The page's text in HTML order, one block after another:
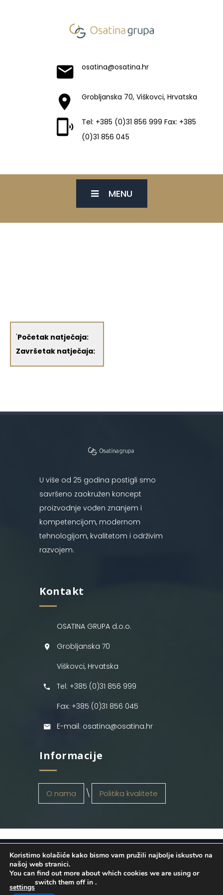
osatina@osatina.hr
Grobljanska 70, Viškovci, Hrvatska
Tel: +385 (0)31 856 999 Fax: +385
(0)31 856 045
MENU
'Početak natječaja:
Završetak natječaja:
U više od 25 godina postigli smo
savršeno zaokružen koncept
proizvodnje vođen znanjem i
kompetencijom, modernom
tehnologijom, kvalitetom i održivim
razvojem.
Kontakt
OSATINA GRUPA d.o.o.
Grobljanska 70
Viškovci, Hrvatska
Tel: +385 (0)31 856 999
Fax: +385 (0)31 856 045
E-mail: osatina@osatina.hr
Informacije
O nama Politika kvalitete
OSATINA GRUPA d.o.o. 2026
. Configured
byINFOS Osijek. Sva prava pridržana.
Koristimo kolačiće kako bismo vam pružili najbolje iskustvo na
našoj web stranici.
You can find out more about which cookies we are using or
switch them off in
settings
.